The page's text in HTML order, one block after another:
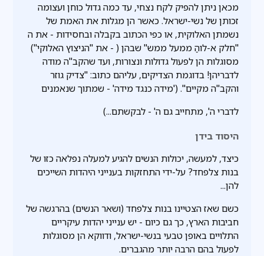
מכאן ניתן להפיק לקח נצחי, עד כמה גדול כוחן ועצומה
זכותן של נשי-ישראל. כאשר הן מגלות את האמת של
נשמתן האלוקית, או כפי הכתוב בקבלה ובחסידות - את ה
"חלק א-לוהַ ממעל ממש" שבהן ( - את "הניצוץ האלוקי")
מסוגלות הן לפעול גדולות ונצורות, ועד שהקב"ה מודה
לדבריהן! בדוגמת הצדיקים, עליהם כתוב: "צדיק גוזר
והקב"ה מקיים". ('מידה כנגד מידה' - שמתוך שנאמנים
לדברי ה', מתחייב גם ה' - לבקשתם...)
היסוד בידן
כיצד, למעשה, יכולות הנשים להגיע למעלה נפלאה כזו של
בנות צלפחד? על-ידי התחזקות בענייני היהדות השייכים
להן...
כשם שאז הצטיינו בנות צלפחד (ושאר הנשים) בהרגשה של
חביבות הארץ, כך גם כיום - יש ענייני יהדות עיקריים
התלויים באופן טבעי בנשי-ישראל, ודווקא הן מסוגלות
לפעול בהם הרבה יותר מהגברים.